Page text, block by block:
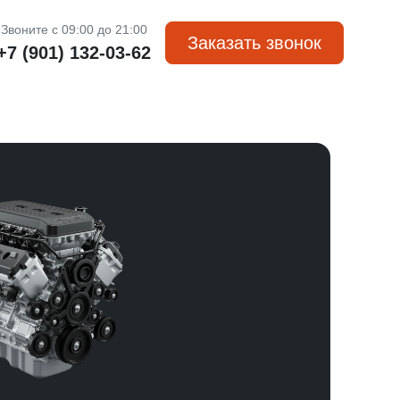
Звоните с 09:00 до 21:00
(901) 132-03-62 Заказать звонок